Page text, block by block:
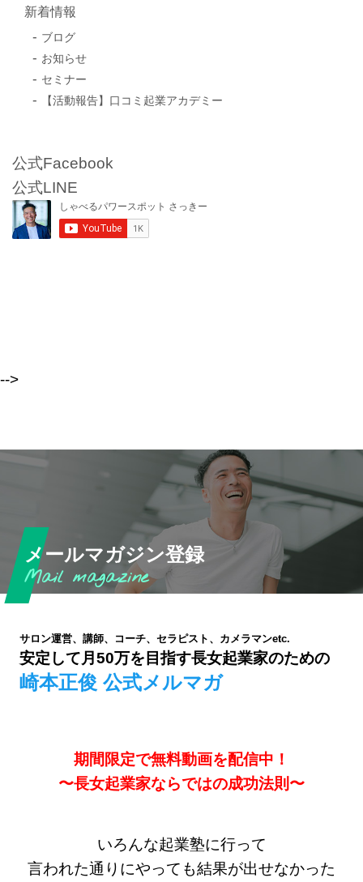
新着情報
ブログ
お知らせ
セミナー
【活動報告】口コミ起業アカデミー
公式Facebook
公式LINE
-->
メールマガジン登録
サロン運営、講師、コーチ、セラピスト、カメラマンetc.
安定して月50万を目指す長女起業家のための
崎本正俊 公式メルマガ
期間限定で無料動画を配信中！
〜長女起業家ならではの成功法則〜
いろんな起業塾に行って
言われた通りにやっても結果が出せなかった